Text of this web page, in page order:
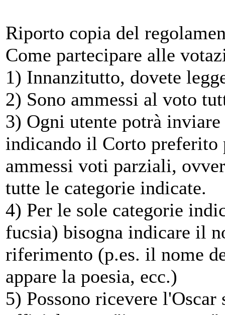
Riporto copia del
Come partecipare alle
1) Innanzitutto, dovete
2) Sono ammessi al voto
3) Ogni utente potrà
indicando il Corto preferito
ammessi voti parziali,
tutte le categorie indicate.
4) Per le sole categorie
fucsia) bisogna indicare il
riferimento (p.es. il nome
appare la poesia, ecc.)
5) Possono ricevere